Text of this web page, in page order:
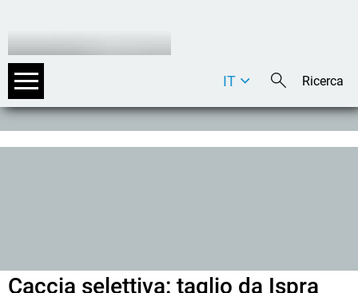
DE
IT
Caccia selettiva: taglio da Ispra